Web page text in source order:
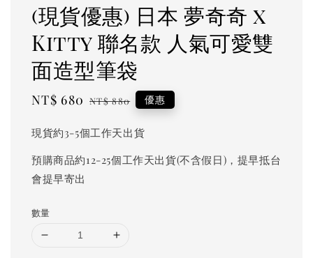
(現貨優惠) 日本 夢奇奇 x
Kitty 聯名款 人氣可愛雙
面造型筆袋
Sale
NT$ 680 Regular
NT$ 880 優惠
現貨約3-5個工作天出貨
預購商品約12-25個工作天出貨(不含假日)，提早抵台
會提早寄出
數量